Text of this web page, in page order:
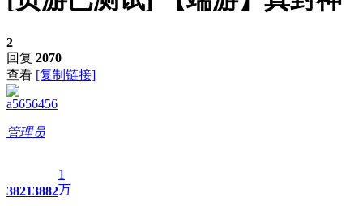
2
回复 2070
查看 [复制链接]
a5656456
管理员
38213882
1
万